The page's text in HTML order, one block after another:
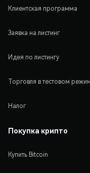
Клиентская программа
Заявка на листинг
Идея по листингу
Торговля в тестовом
Налог
Покупка крипто
Купить Bitcoin